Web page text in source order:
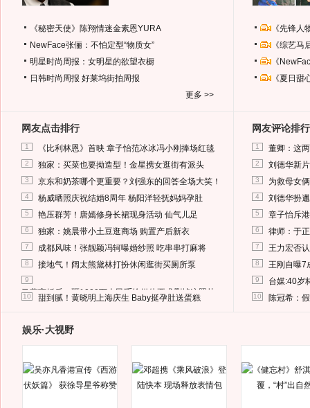
《秘密天使》陈翔情迷金素恩YURA
NewFace张俪：不怕定型“物质女”
明星时尚周报：女明星的欲望衣橱
日韩时尚周报 好莱坞街拍周报
更多 >>
《先锋
《综艺
《
《夏日
网友点击排行
1 《比利林恩》首映 章子怡范冰冰冯小刚捧场红毯
2 独家：买菜也要拗造型！金星携女逛街有派头
3 京东和奶茶哪个更重要？刘强东的回答全场大笑！
4 杨威晒照庆祝结婚8周年 杨阳洋轻抚妈妈孕肚
5 艳压群芳！唐嫣修身长裙现身活动 仙气儿足
6 独家：姚晨带小土豆逛商场 购置产后新衣
7 成都风味！张靓颖冯轲曝婚纱照 吃串串打麻将
8 接地气！阔太熊黛林打扮休闲逛街买厕所泵
9
马蓉离婚后，砸1000万人民币给媒体要求删掉这照片
10 甜到腻！黄晓明上海庆生 Baby挺孕肚送蛋糕
网友评论排行
1 董卿：这
2 刘德华新
3 为救母女
4 刘德华扮
5 章子怡斥
6 律师：于
7 王力宏否
8 王刚自曝7
9 台媒:40岁
10 陈冠希：
娱乐·大视野